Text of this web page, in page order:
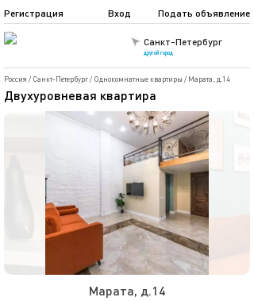
Санкт-Петербург
другой город
Подать объявление
Регистрация Вход
Россия / Санкт-Петербург/ Однокомнатные квартиры / Марата, д.14
Двухуровневая квартира
Марата, д.14